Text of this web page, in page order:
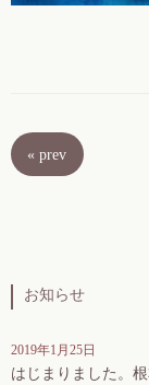
« prev
お知らせ
2019年1月25日
はじまりました。